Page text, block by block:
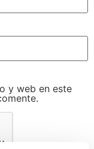
y web en este